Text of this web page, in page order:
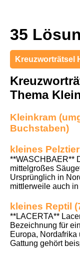
35
Kreuzworträtsel
Thema
Kleinkram
Buchstaben)
kleines
**WASCHBAER**
mittelgroßes
Ursprünglich in
mittlerweile auch in
kleines Reptil
**LACERTA**
Bezeichnung für
Europa,
Gattung gehört